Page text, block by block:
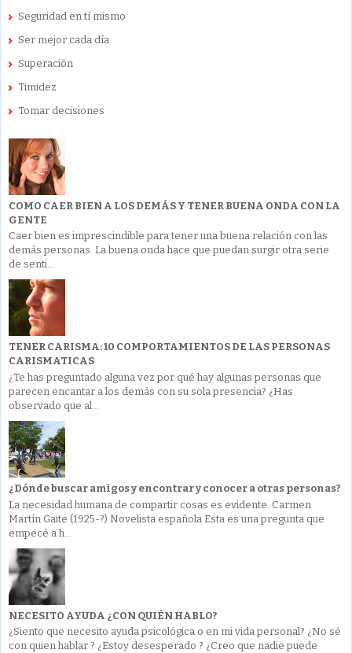
Seguridad en tí mismo
Ser mejor cada día
Superación
Timidez
Tomar decisiones
COMO CAER BIEN A LOS DEMÁS Y TENER BUENA ONDA CON LA
GENTE
Caer bien es imprescindible para tener una buena relación con las
demás personas. La buena onda hace que puedan surgir otra serie
de senti...
TENER CARISMA: 10 COMPORTAMIENTOS DE LAS PERSONAS
CARISMATICAS
¿Te has preguntado alguna vez por qué hay algunas personas que
parecen encantar a los demás con su sola presencia? ¿Has
observado que al...
¿Dónde buscar amigos y encontrar y conocer a otras personas?
La necesidad humana de compartir cosas es evidente. Carmen
Martín Gaite (1925-?) Novelista española Esta es una pregunta que
empecé a h...
NECESITO AYUDA ¿CON QUIÉN HABLO?
¿Siento que necesito ayuda psicológica o en mi vida personal? ¿No sé
con quien hablar ? ¿Estoy desesperado ? ¿Creo que nadie puede